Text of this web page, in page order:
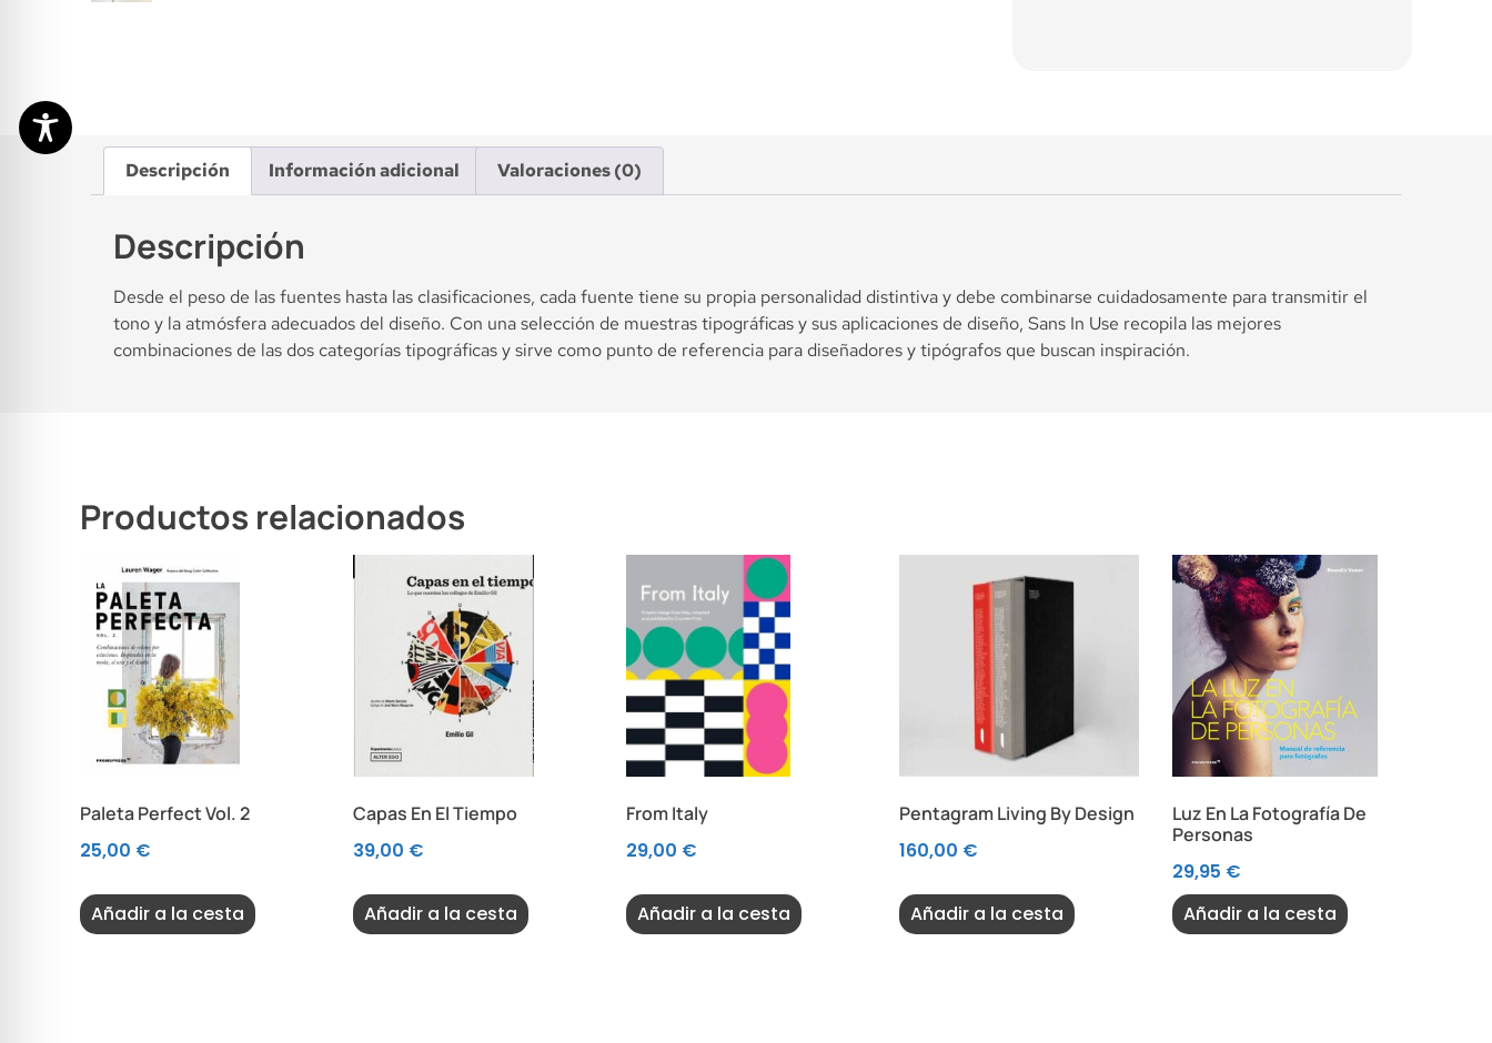
Descripción Información adicional Valoraciones (0)
Descripción
Desde el peso de las fuentes hasta las clasificaciones, cada fuente tiene su propia personalidad distintiva y debe combinarse cuidadosamente para transmitir el
tono y la atmósfera adecuados del diseño. Con una selección de muestras tipográficas y sus aplicaciones de diseño, Sans In Use recopila las mejores
combinaciones de las dos categorías tipográficas y sirve como punto de referencia para diseñadores y tipógrafos que buscan inspiración.
Productos relacionados
Paleta Perfect Vol. 2
25,00 €
Añadir a la cesta
Capas En El Tiempo
39,00 €
Añadir a la cesta
From Italy
29,00 €
Añadir a la cesta
Pentagram Living By Design
160,00 €
Añadir a la cesta
Luz En La Fotografía De
Personas
29,95 €
Añadir a la cesta